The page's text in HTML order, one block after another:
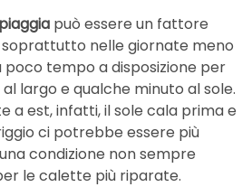
può essere un fattore
nelle giornate meno
poco tempo a disposizione per
largo e qualche minuto al sole.
a est, infatti, il sole cala prima e
ci potrebbe essere più
condizione non sempre
le calette più riparate.